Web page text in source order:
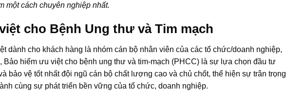
một cách chuyên nghiệp nhất.
cho Bệnh Ung thư và Tim mạch
dành cho khách hàng là nhóm cán bộ nhân viên của các tổ chức/doanh nghiệp,
Bảo hiểm ưu việt cho bệnh ung thư và tim-mạch (PHCC) là sự lựa chọn đầu tư
bảo vệ tốt nhất đội ngũ cán bộ chất lượng cao và chủ chốt, thể hiện sự trân trọng
cùng sự phát triển bền vững của tổ chức, doanh nghiệp.